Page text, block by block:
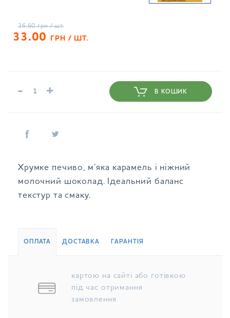
36.60грн / шт.
33.00 ГРН / ШТ.
- + В КОШИК
Хрумке печиво, м’яка карамель і ніжний
молочний шоколад. Ідеальний баланс
текстур та смаку.
ОПЛАТА ДОСТАВКА ГАРАНТІЯ
картою на сайті або готівкою
під час отримання
замовлення